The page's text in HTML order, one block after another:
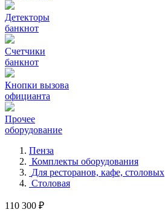
Детекторы
банкнот
Счетчики
банкнот
Кнопки вызова
официанта
Прочее
оборудование
Пенза
Комплекты оборудования
Для ресторанов, кафе, столовых
Столовая
110 300 ₽